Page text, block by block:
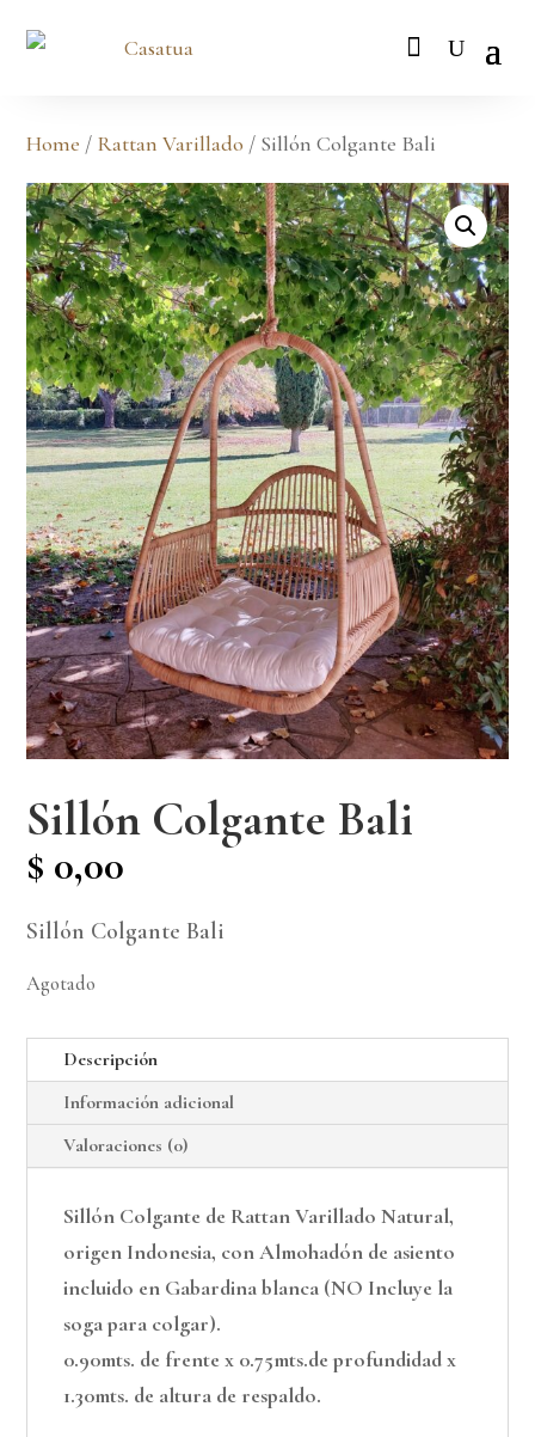
Home / Rattan Varillado / Sillón Colgante Bali
Sillón Colgante Bali
$ 0,00
Sillón Colgante Bali
Agotado
Descripción
Información adicional
Valoraciones (0)
Sillón Colgante de Rattan Varillado Natural,
origen Indonesia, con Almohadón de asiento
incluido en Gabardina blanca (NO Incluye la
soga para colgar).
0.90mts. de frente x 0.75mts.de profundidad x
1.30mts. de altura de respaldo.